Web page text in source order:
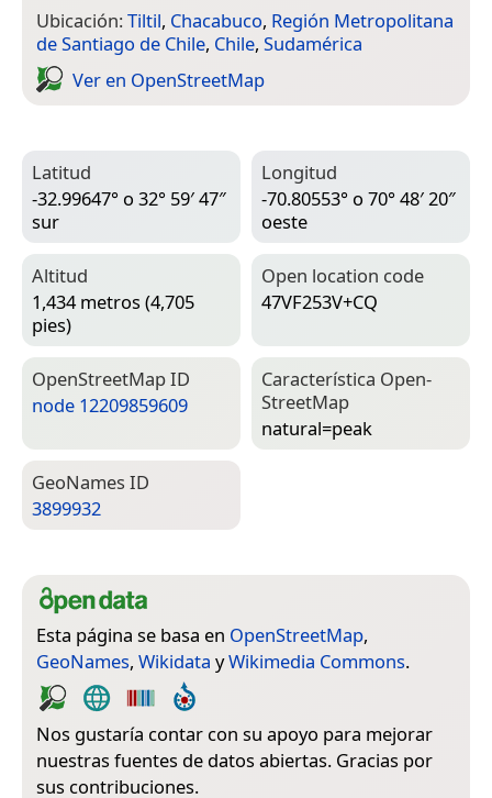
Ubicación:Tiltil, Chacabuco, Región Metropolitana
de Santiago de Chile, Chile, Sudamérica
Ver en Open­Street­Map
Latitud
-32.99647° o 32° 59′ 47″
sur
Longitud
-70.80553° o 70° 48′ 20″
oeste
Altitud
1,434 metros (4,705
pies)
Open location code
47VF253V+CQ
Open­Street­Map ID
node 12209859609
Característica Open­
Street­Map
natural=­peak
Geo­Names ID
3899932
Esta página se basa en OpenStreetMap,
GeoNames, Wikidata yWikimedia Commons.
Nos gustaría contar con su apoyo para mejorar
nuestras fuentes de datos abiertas. Gracias por
sus contribuciones.